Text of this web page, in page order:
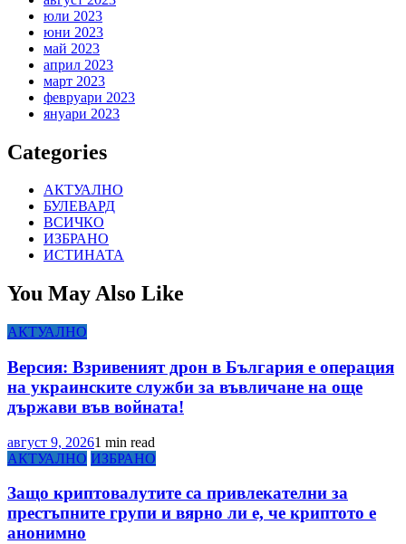
юли 2023
юни 2023
май 2023
април 2023
март 2023
февруари 2023
януари 2023
Categories
АКТУАЛНО
БУЛЕВАРД
ВСИЧКО
ИЗБРАНО
ИСТИНАТА
You May Also Like
АКТУАЛНО
Версия: Взривеният дрон в България е операция
на украинските служби за въвличане на още
държави във войната!
август 9, 20261 min read
АКТУАЛНО ИЗБРАНО
Защо криптовалутите са привлекателни за
престъпните групи и вярно ли е, че криптото е
анонимно